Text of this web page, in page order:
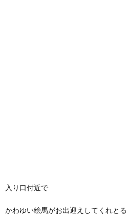
入り口付近で
かわゆい絵馬がお出迎えしてくれとる